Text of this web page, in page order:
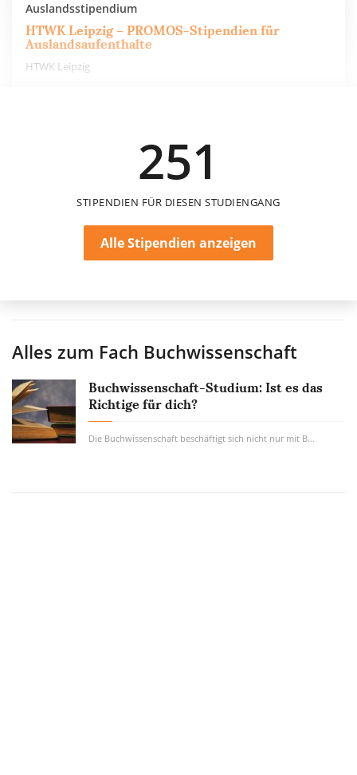
Auslandsstipendium
HTWK Leipzig – PROMOS-Stipendien für
Auslandsaufenthalte
HTWK Leipzig
251
STIPENDIEN FÜR DIESEN STUDIENGANG
Alle Stipendien anzeigen
Alles zum Fach Buchwissenschaft
Buchwissenschaft-Studium: Ist es das
Richtige für dich?
Die Buchwissenschaft beschäftigt sich nicht nur mit Büchern, sondern auch mit verwandten...